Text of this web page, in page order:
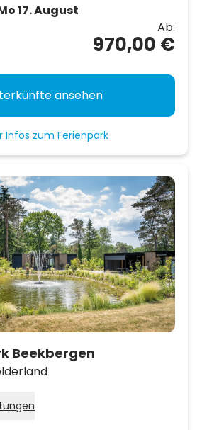
17. August
Ab:
970,00 €
ansehen
Infos zum Ferienpark
Beekbergen